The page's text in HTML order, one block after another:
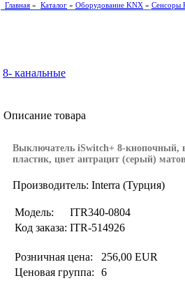
Главная » Каталог » Оборудование KNX » Сенсоры
8- канальные
Описание товара
Выключатель iSwitch+ 8-кнопочный,
пластик, цвет антрацит (серый)
Производитель: Interra (Турция)
Модель:
ITR340-0804
Код заказа: ITR-514926
Розничная цена:
256,00 EUR
Ценовая группа:
6